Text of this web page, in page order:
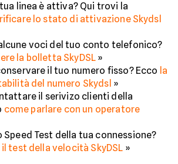
linea è attiva? Qui trovi la
lo stato di attivazione Skydsl
voci del tuo conto telefonico?
la bolletta SkyDSL »
il tuo numero fisso? Ecco la
del numero Skydsl »
il serivizo clienti della
come parlare con un operatore
Test della tua connessione?
test della velocità SkyDSL »